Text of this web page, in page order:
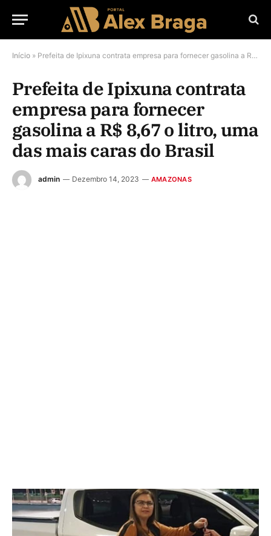
Início » Prefeita de Ipixuna contrata empresa para fornecer gasolina a R$ 8,67 o litro, uma das mais caras do Brasil
Prefeita de Ipixuna contrata
empresa para fornecer
gasolina a R$ 8,67 o litro, uma
das mais caras do Brasil
admin Dezembro 14, 2023 AMAZONAS